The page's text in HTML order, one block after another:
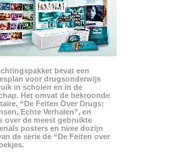
bevat een
voor drugsonderwijs
in scholen en in de
Het omvat de bekroonde
“De Feiten Over Drugs:
Echte Verhalen”, en
over de meest gebruikte
posters en twee dozijn
de serie de “De Feiten over